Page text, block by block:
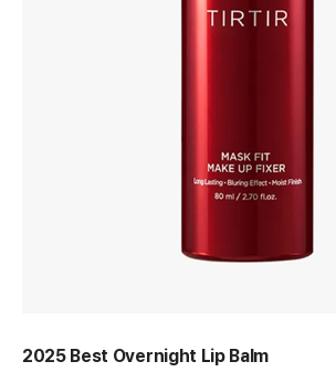
2025 Best Overnight Lip Balm